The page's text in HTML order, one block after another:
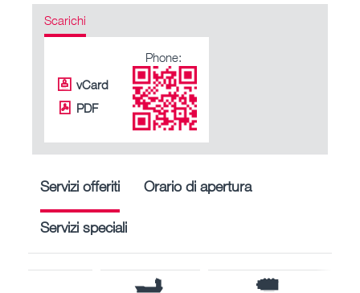
Scarichi
vCard
PDF
Phone:
Servizi offeriti Orario di apertura
Servizi speciali